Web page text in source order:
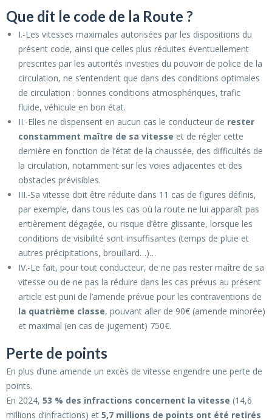
Que dit le code de la Route ?
I.-Les vitesses maximales autorisées par les dispositions du
présent code, ainsi que celles plus réduites éventuellement
prescrites par les autorités investies du pouvoir de police de la
circulation, ne s’entendent que dans des conditions optimales
de circulation : bonnes conditions atmosphériques, trafic
fluide, véhicule en bon état.
II.-Elles ne dispensent en aucun cas le conducteur de rester
constamment maître de sa vitesse et de régler cette
dernière en fonction de l’état de la chaussée, des difficultés de
la circulation, notamment sur les voies adjacentes et des
obstacles prévisibles.
III.-Sa vitesse doit être réduite dans 11 cas de figures définis,
par exemple, dans tous les cas où la route ne lui apparaît pas
entièrement dégagée, ou risque d’être glissante, lorsque les
conditions de visibilité sont insuffisantes (temps de pluie et
autres précipitations, brouillard…)…
IV.-Le fait, pour tout conducteur, de ne pas rester maître de sa
vitesse ou de ne pas la réduire dans les cas prévus au présent
article est puni de l’amende prévue pour les contraventions de
la quatrième classe, pouvant aller de 90€ (amende minorée)
et maximal (en cas de jugement) 750€.
Perte de points
En plus d’une amende un excès de vitesse engendre une perte de
points.
En 2024, 53 % des infractions concernent la vitesse (14,6
millions d’infractions) et 5,7 millions de points ont été retirés